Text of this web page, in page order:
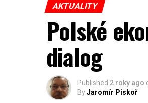
AKTUALITY
Polské
dialog
Published 2 roky ago
ByJaromír Piskoř